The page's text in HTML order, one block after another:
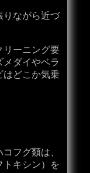
ながら近づ
ーニング要
ダイやベラ
はどこか気乗
フグ類は、
トキシン）を